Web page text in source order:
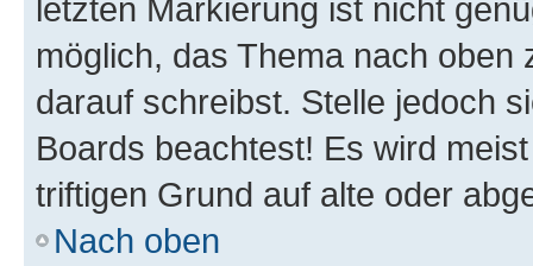
letzten Markierung ist nicht
möglich, das Thema nach oben
darauf schreibst. Stelle jedoch
Boards beachtest! Es wird
triftigen Grund auf alte oder
Nach oben